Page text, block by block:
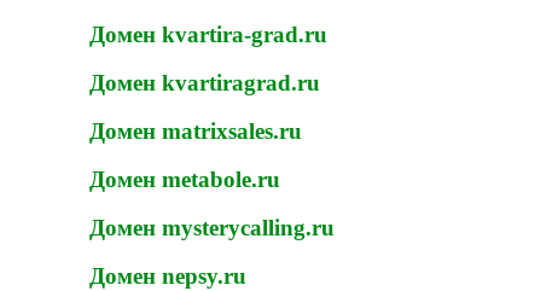
Домен kvartira-grad.ru
Домен kvartiragrad.ru
Домен matrixsales.ru
Домен metabole.ru
Домен mysterycalling.ru
Домен nepsy.ru